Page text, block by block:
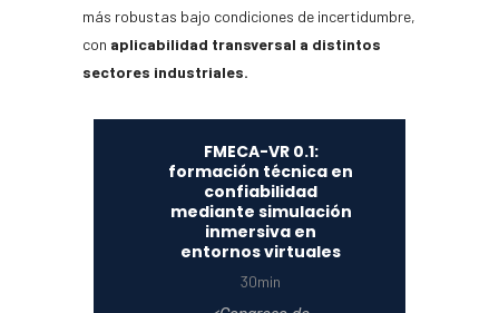
más robustas bajo condiciones de incertidumbre,
con aplicabilidad transversal a distintos
sectores industriales.
FMECA-VR 0.1:
formación técnica en
confiabilidad
mediante simulación
inmersiva en
entornos virtuales
30min